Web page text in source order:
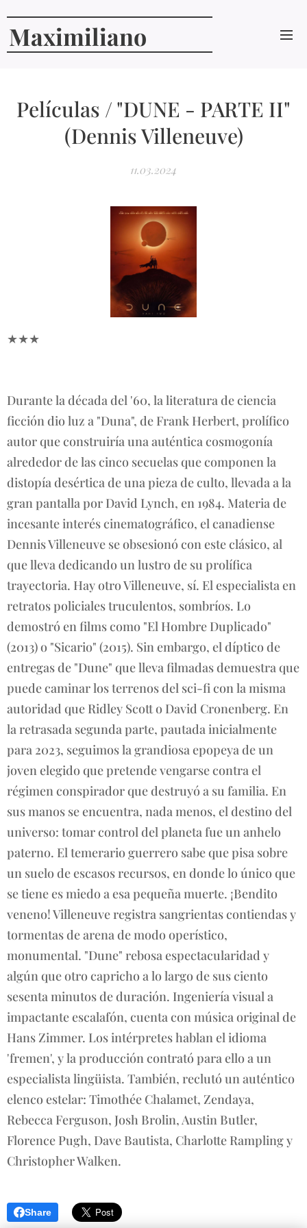
Maximiliano
Películas / "DUNE - PARTE II"
(Dennis Villeneuve)
11.03.2024
★★★
Durante la década del '60, la literatura de ciencia
ficción dio luz a "Duna", de Frank Herbert, prolífico
autor que construiría una auténtica cosmogonía
alrededor de las cinco secuelas que componen la
distopía desértica de una pieza de culto, llevada a la
gran pantalla por David Lynch, en 1984. Materia de
incesante interés cinematográfico, el canadiense
Dennis Villeneuve se obsesionó con este clásico, al
que lleva dedicando un lustro de su prolífica
trayectoria. Hay otro Villeneuve, sí. El especialista en
retratos policiales truculentos, sombríos. Lo
demostró en films como "El Hombre Duplicado"
(2013) o "Sicario" (2015). Sin embargo, el díptico de
entregas de "Dune" que lleva filmadas demuestra que
puede caminar los terrenos del sci-fi con la misma
autoridad que Ridley Scott o David Cronenberg. En
la retrasada segunda parte, pautada inicialmente
para 2023, seguimos la grandiosa epopeya de un
joven elegido que pretende vengarse contra el
régimen conspirador que destruyó a su familia. En
sus manos se encuentra, nada menos, el destino del
universo: tomar control del planeta fue un anhelo
paterno. El temerario guerrero sabe que pisa sobre
un suelo de escasos recursos, en donde lo único que
se tiene es miedo a esa pequeña muerte. ¡Bendito
veneno! Villeneuve registra sangrientas contiendas y
tormentas de arena de modo operístico,
monumental. "Dune" rebosa espectacularidad y
algún que otro capricho a lo largo de sus ciento
sesenta minutos de duración. Ingeniería visual a
impactante escalafón, cuenta con música original de
Hans Zimmer. Los intérpretes hablan el idioma
'fremen', y la producción contrató para ello a un
especialista lingüista. También, reclutó un auténtico
elenco estelar: Timothée Chalamet, Zendaya,
Rebecca Ferguson, Josh Brolin, Austin Butler,
Florence Pugh, Dave Bautista, Charlotte Rampling y
Christopher Walken.
Share